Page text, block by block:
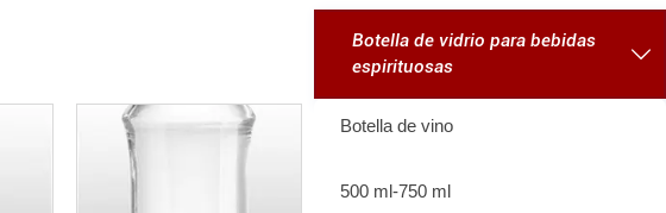
Botella de vidrio para bebidas
espirituosas

Botella de vino
500 ml-750 ml